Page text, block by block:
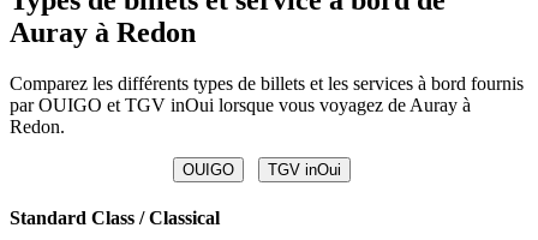
Auray à Redon
Comparez les différents types de billets et les services à bord fournis
par OUIGO et TGV inOui lorsque vous voyagez de Auray à
Redon.
OUIGO TGV inOui
Standard Class / Classical